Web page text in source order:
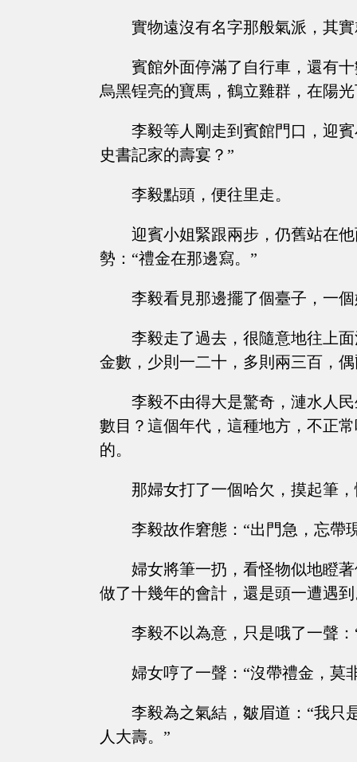
實物遠沒有名字那般氣派，其
賓館外面停滿了自行車，還有
烏黑锃亮的寶馬，鶴立雞群，在陽
李毅等人剛走到賓館門口，迎
史書記家的壽宴？”
李毅點頭，便往里走。
迎賓小姐緊跟兩步，仍舊站在
勢：“禮金在那邊寫。”
李毅看見那邊擺了個臺子，一
李毅走了過去，很隨意地往上
金數，少則一二十，多則兩三百，
李毅不由得大是驚奇，漣水人
數目？這個年代，這種地方，不正
的。
那婦女打了一個哈欠，摸起筆
李毅故作窘態：“出門急，忘帶
婦女將筆一扔，看怪物似地瞪
做了十幾年的會計，還是頭一遭遇到
李毅不以為意，只是哦了一聲
婦女哼了一聲：“沒帶禮金，莫
李毅為之氣結，皺眉道：“我只
人大壽。”